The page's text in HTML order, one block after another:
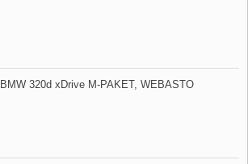
BMW 320d xDrive M​-PAKET,​ WEBASTO